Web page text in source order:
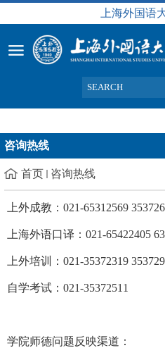
上海外国语
咨询热线
首页 咨询热线
上外成教：021-65312569
上海外语口译：021-65422405
上外培训：021-35372319
自学考试：021-35372511
学院师德问题反映渠道：